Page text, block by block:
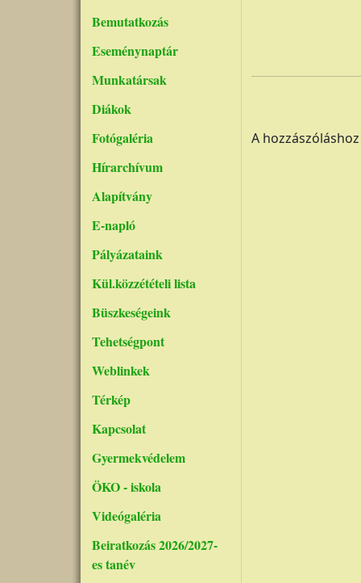
Bemutatkozás
Eseménynaptár
Munkatársak
Diákok
Fotógaléria
Hírarchívum
Alapítvány
E-napló
Pályázataink
Kül.közzétételi lista
Büszkeségeink
Tehetségpont
Weblinkek
Térkép
Kapcsolat
Gyermekvédelem
ÖKO - iskola
Videógaléria
Beiratkozás 2026/2027-
es tanév
A